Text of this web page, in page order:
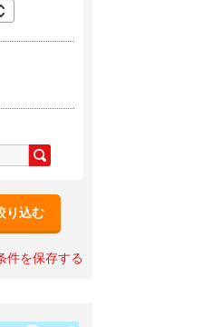
り込む
件を保存する